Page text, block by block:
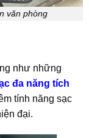
văn phòng
như những
đa năng tích
tính năng sạc
đại.